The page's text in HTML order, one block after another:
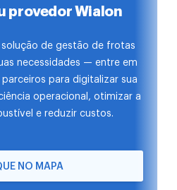
provedor Wialon
solução de gestão de frotas
necessidades — entre em
para digitalizar sua
operacional, otimizar a
e reduzir custos.
NO MAPA